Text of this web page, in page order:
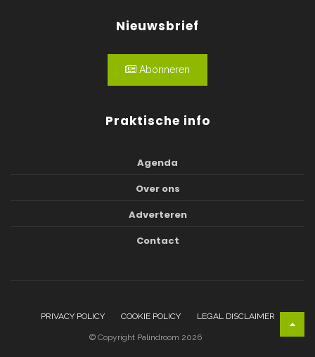
Nieuwsbrief
Abonneren
Praktische info
Agenda
Over ons
Adverteren
Contact
PRIVACY POLICY COOKIE POLICY LEGAL DISCLAIMER
© Copyright Palindroom 2026